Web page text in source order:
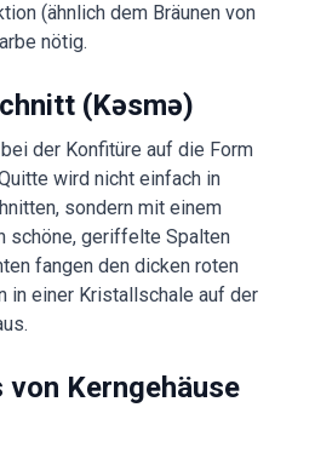
(ähnlich dem Bräunen von
nötig.
(Kəsmə)
der Konfitüre auf die Form
wird nicht einfach in
sondern mit einem
schöne, geriffelte Spalten
fangen den dicken roten
in einer Kristallschale auf der
von Kerngehäuse